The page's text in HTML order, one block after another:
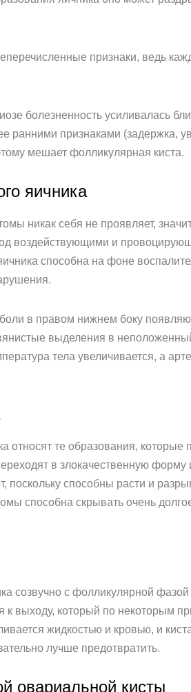
признаки, ведь
болезненность усиливалась
ранними признаками
мешает фолликулярная киста.
яичника
никак себя не проявляет,
воздействующими и
способна на фоне
в правом нижнем боку
выделения в
тела увеличивается, а
относят те образования,
в злокачественную
поскольку способны расти и
способна скрывать очень
созвучно с фолликулярной
к выходу, который по некоторым
жидкостью и кровью, и
лучше предотвратить.
овариальной кисты